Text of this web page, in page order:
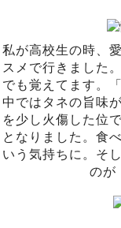
私が高校生の時、
スメで行きました
でも覚えてます。
中ではタネの旨味
を少し火傷した位
となりました。食
いう気持ちに。そ
のが